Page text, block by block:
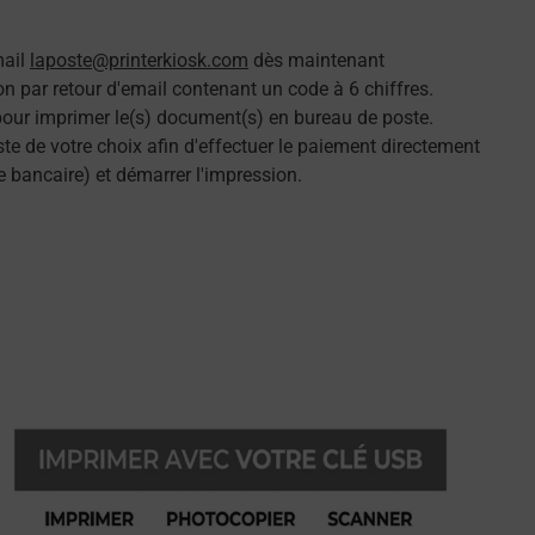
laposte@printerkiosk.com dès maintenant
par retour d'email contenant un code à 6 chiffres.
imprimer le(s) document(s) en bureau de poste.
de votre choix afin d'effectuer le paiement directement
bancaire) et démarrer l'impression.